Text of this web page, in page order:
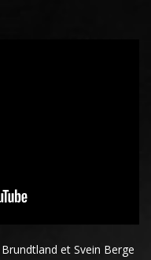
et Svein Berge